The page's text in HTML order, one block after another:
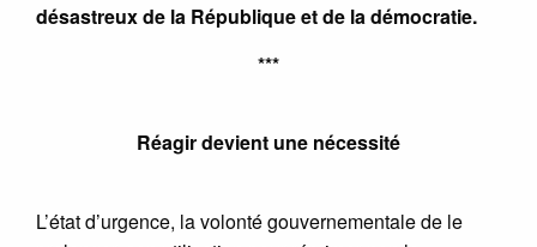
désastreux de la République et de la démocratie.
***
Réagir devient une nécessité
L’état d’urgence, la volonté gouvernementale de le